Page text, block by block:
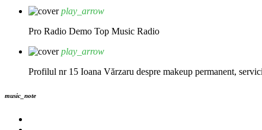
play_arrow
Pro Radio Demo Top Music Radio
play_arrow
Profilul nr 15 Ioana Vărzaru despre makeup permanent,
music_note